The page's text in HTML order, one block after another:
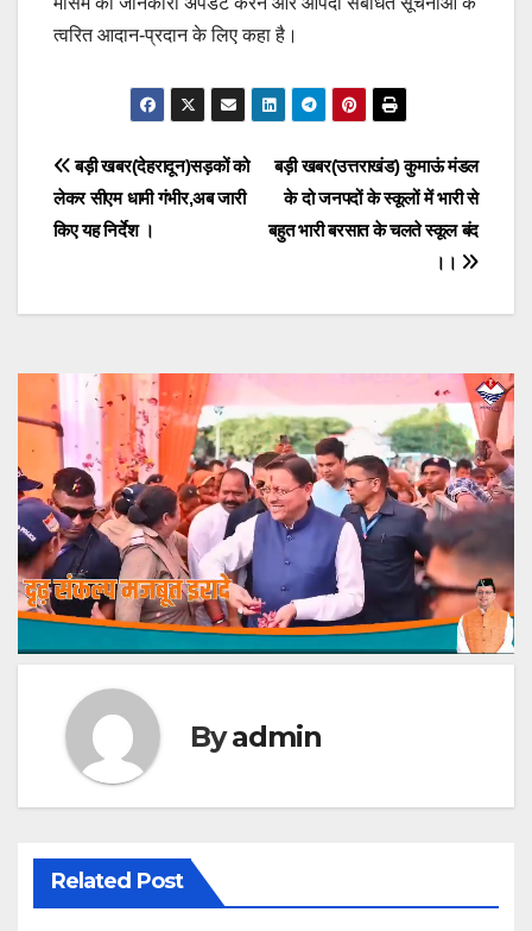
त्वरित आदान-प्रदान के लिए कहा है।
Post
navigation
बड़ी खबर(उत्तराखंड) कुमाऊं मंडल
के दो जनपदों के स्कूलों में भारी से
बहुत भारी बरसात के चलते स्कूल बंद
।।
बड़ी खबर(देहरादून)सड़कों को
लेकर सीएम धामी गंभीर,अब जारी
किए यह निर्देश ।
Byadmin
Related Post